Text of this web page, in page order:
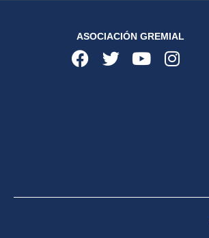
ASOCIACIÓN GREMIAL